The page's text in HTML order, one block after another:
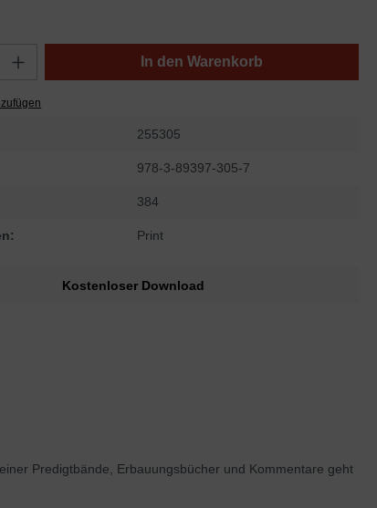
In den Warenkorb
255305
978-3-89397-305-7
384
Print
Kostenloser Download
Predigtbände, Erbauungsbücher und Kommentare geht